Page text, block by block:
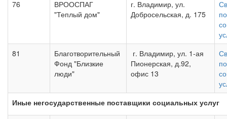
76
ВРООСПАГ
"Теплый дом"
г. Владимир, ул.
Добросельская, д. 175
81
Благотворительный
Фонд "Близкие
люди"
г. Владимир, ул. 1-ая
Пионерская, д.92,
офис 13
Иные негосударственные поставщики социальных услуг